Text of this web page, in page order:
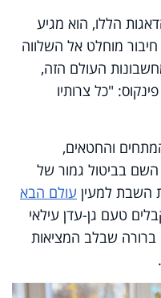
הללו, הוא מגיע
מוחלט אל השלווה
העולם הזה,
"כל צרותיו
והחטאים,
בביטול גמור של
השבת למעין עולם הבא
טעם גן-עדן עילאי
ברורה שבלב המציאות